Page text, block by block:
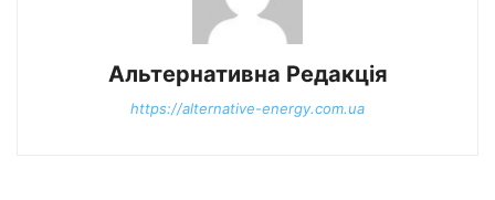
Альтернативна Редакція
https://alternative-energy.com.ua